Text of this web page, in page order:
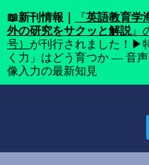
📖新刊情報｜ 『英語教育学
外の研究をサクッと解説』
号） が刊行されました！▶
く力」はどう育つか ― 音
像入力の最新知見